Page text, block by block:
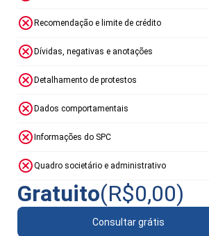
Recomendação e limite de crédito
Dívidas, negativas e anotações
Detalhamento de protestos
Dados comportamentais
Informações do SPC
Quadro societário e administrativo
Gratuito(R$0,00)
Consultar grátis